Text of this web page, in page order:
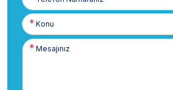
Numaranız